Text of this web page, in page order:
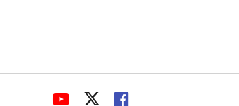
LINK LINKLINK